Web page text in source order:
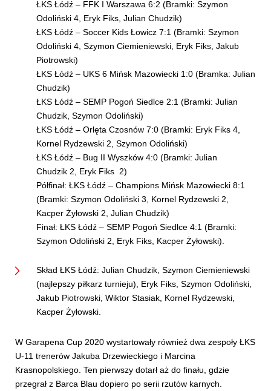
ŁKS Łódź – FFK I Warszawa 6:2 (Bramki: Szymon
Odoliński 4, Eryk Fiks, Julian Chudzik)
ŁKS Łódź – Soccer Kids Łowicz 7:1 (Bramki: Szymon
Odoliński 4, Szymon Ciemieniewski, Eryk Fiks, Jakub
Piotrowski)
ŁKS Łódź – UKS 6 Mińsk Mazowiecki 1:0 (Bramka: Julian
Chudzik)
ŁKS Łódź – SEMP Pogoń Siedlce 2:1 (Bramki: Julian
Chudzik, Szymon Odoliński)
ŁKS Łódź – Orlęta Czosnów 7:0 (Bramki: Eryk Fiks 4,
Kornel Rydzewski 2, Szymon Odoliński)
ŁKS Łódź – Bug II Wyszków 4:0 (Bramki: Julian
Chudzik 2, Eryk Fiks 2)
Półfinał: ŁKS Łódź – Champions Mińsk Mazowiecki 8:1
(Bramki: Szymon Odoliński 3, Kornel Rydzewski 2,
Kacper Żyłowski 2, Julian Chudzik)
Finał: ŁKS Łódź – SEMP Pogoń Siedlce 4:1 (Bramki:
Szymon Odoliński 2, Eryk Fiks, Kacper Żyłowski).
Skład ŁKS Łódź: Julian Chudzik, Szymon Ciemieniewski
(najlepszy piłkarz turnieju), Eryk Fiks, Szymon Odoliński,
Jakub Piotrowski, Wiktor Stasiak, Kornel Rydzewski,
Kacper Żyłowski.
W Garapena Cup 2020 wystartowały również dwa zespoły ŁKS
U-11 trenerów Jakuba Drzewieckiego i Marcina
Krasnopolskiego. Ten pierwszy dotarł aż do finału, gdzie
przegrał z Barca Blau dopiero po serii rzutów karnych.